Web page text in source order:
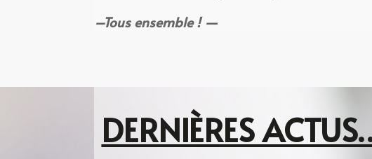
–Tous ensemble ! —
DERNIÈRES